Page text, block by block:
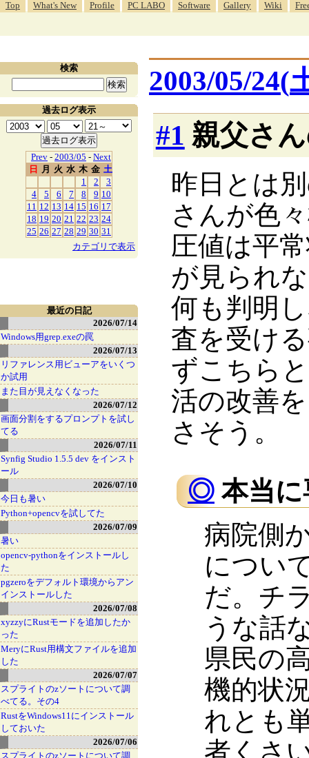
Top What's New Profile PC LABO Software Gallery Wiki
2003/05/24(
#1 親父さ
昨日とは
さんが色
圧値は平
が見られ
何も判明
査を受け
ずこちら
活の改善
さそう。
◎ 本当
病院側
につい
だ。チ
うな話
県民の
機的状
れとも
者くさ
最近の日記
2026/07/14
Windows用grep.exeの罠
2026/07/13
リファレンス用ビューアをいくつ
か試用
また目が見えなくなった
2026/07/12
画面分割をするプロンプトを試し
てる
2026/07/11
Synfig Studio 1.5.5 dev をインスト
ール
2026/07/10
今日も暑い
Python+opencvを試してた
2026/07/09
暑い
opencv-pythonをインストールし
た
pgzeroをデフォルト環境からアン
インストールした
2026/07/08
xyzzyにRustモードを追加したか
った
MeryにRust用構文ファイルを追加
した
2026/07/07
スプライトのzソートについて調
べてる。その4
RustをWindows11にインストール
しておいた
2026/07/06
スプライトのzソートについて調
検索
過去ログ表示
Prev - 2003/05 - Next
日
月 火 水 木 金 土
1
2
3
4
5 6 7 8 9 10
11 12 13 14 15 16 17
18 19 20 21 22 23 24
25 26 27 28 29 30 31
カテゴリで表示